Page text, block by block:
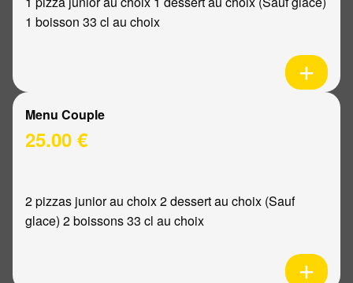
1 boisson 33 cl au choix
Menu Couple
25.00 €
2 pizzas junior au choix 2 dessert au choix (Sauf
glace) 2 boissons 33 cl au choix